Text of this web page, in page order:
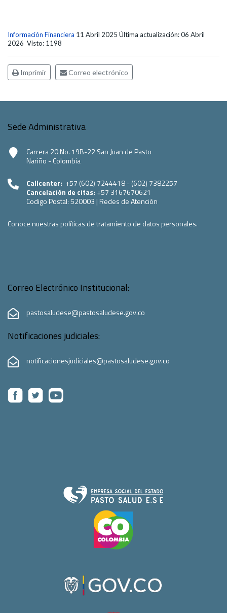
Información Financiera 11 Abril 2025 Última actualización: 06 Abril
2026 Visto: 1198
Imprimir Correo electrónico
Sede Administrativa
Carrera 20 No. 19B-22 San Juan de Pasto
Nariño - Colombia
Callcenter: +57 (602) 7244418 - (602) 7382257
Cancelación de citas: +57 3167670621
Codigo Postal:520003 | Redes de Atención
Conoce nuestras políticas de tratamiento de datos personales.
Correo Electrónico Institucional:
pastosaludese@pastosaludese.gov.co
Notificaciones judiciales:
notificacionesjudiciales@pastosaludese.gov.co